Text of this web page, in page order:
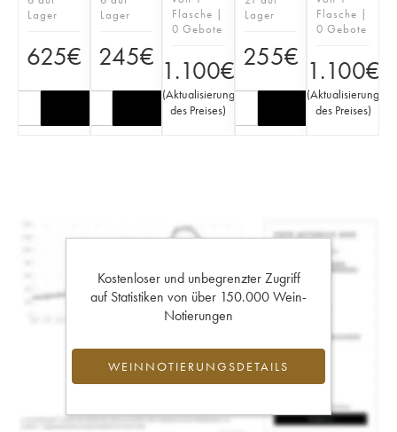
Lager
625€
Lager
245€
Flasche |
0 Gebote
1.100€
(Aktualisierung
des Preises)
Lager
255€
Flasche |
0 Gebote
1.100€
(Aktualisierung
des Preises)
Kostenloser und unbegrenzter Zugriff
auf Statistiken von über 150.000 Wein-
Notierungen
WEINNOTIERUNGSDETAILS